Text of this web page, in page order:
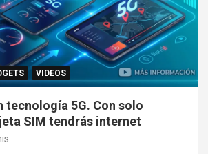
VIDEOS
tecnología 5G. Con solo
SIM tendrás internet